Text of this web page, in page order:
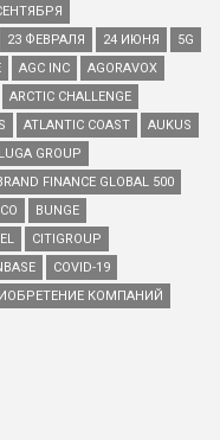
23 ФЕВРАЛЯ 24 ИЮНЯ
5G
AGC INC
AGORAVOX
ARCTIC CHALLENGE
ATLANTIC COAST
AUKUS
GROUP
FINANCE GLOBAL 500
BUNGE
CITIGROUP
COVID-19
КОМПАНИЙ